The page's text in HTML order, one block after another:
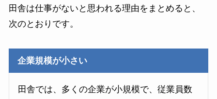
田舎は仕事がないと思われる理由をまとめると、
次のとおりです。
企業規模が小さい
田舎では、多くの企業が小規模で、従業員数